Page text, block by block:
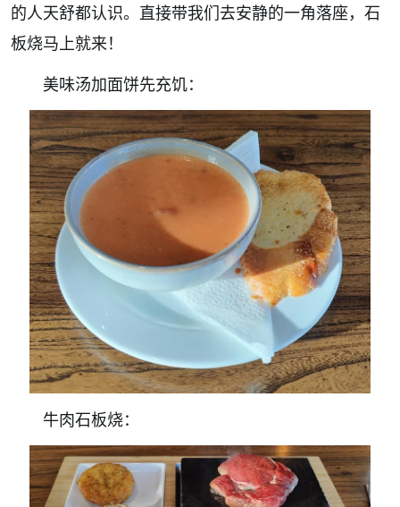
的人天舒都认识。直接带我们去安静的一角落座，石
板烧马上就来！
美味汤加面饼先充饥：
牛肉石板烧：